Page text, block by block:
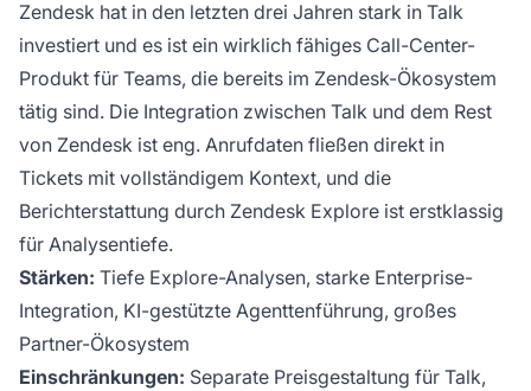
Zendesk hat in den letzten drei Jahren stark in Talk
investiert und es ist ein wirklich fähiges Call-Center-
Produkt für Teams, die bereits im Zendesk-Ökosystem
tätig sind. Die Integration zwischen Talk und dem Rest
von Zendesk ist eng. Anrufdaten fließen direkt in
Tickets mit vollständigem Kontext, und die
Berichterstattung durch Zendesk Explore ist erstklassig
für Analysentiefe.
Stärken: Tiefe Explore-Analysen, starke Enterprise-
Integration, KI-gestützte Agenttenführung, großes
Partner-Ökosystem
Einschränkungen: Separate Preisgestaltung für Talk,